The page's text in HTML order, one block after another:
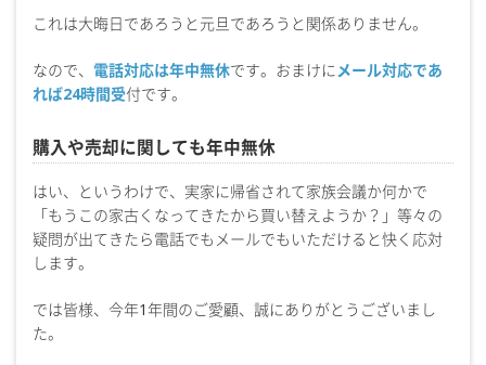
これは大晦日であろうと元旦であろうと関係ありません。
なので、 電話対応は年中無休です。おまけに メール対応であ
れば24時間受付です。
購入や売却に関しても年中無休
はい、というわけで、実家に帰省されて家族会議か何かで
「もうこの家古くなってきたから買い替えようか？」等々の
疑問が出てきたら電話でもメールでもいただけると快く応対
します。
では皆様、今年1年間のご愛顧、誠にありがとうございまし
た。